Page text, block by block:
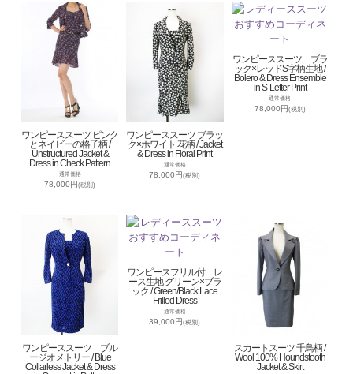
ワンピーススーツ ピンク
とネイビーの格子柄 /
Unstructured Jacket &
Dress in Check Pattern
通常価格
78,000円(税別)
ワンピーススーツ ブラッ
ク×ホワイト 花柄 / Jacket
& Dress in Floral Print
通常価格
78,000円(税別)
ワンピーススーツ ブラ
ック×レッドS字柄生地 /
Bolero & Dress Ensemble
in S-Letter Print
通常価格
78,000円(税別)
ワンピーススーツ ブル
ージオメトリー / Blue
Collarless Jacket & Dress
ワンピースフリル付 レ
ース生地 グリーン×ブラ
ック / Green/Black Lace
Frilled Dress
通常価格
39,000円(税別)
スカートスーツ 千鳥柄 /
Wool 100% Houndstooth
Jacket & Skirt